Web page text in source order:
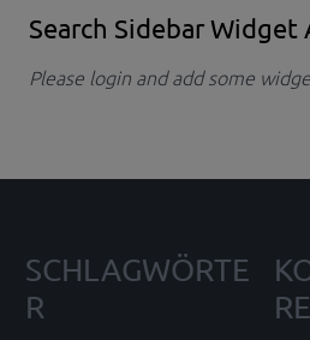
Search Sidebar Widget
Please login and add some
SCHLAGWÖRTE
R